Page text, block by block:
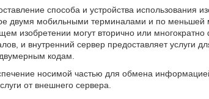
способа и устройства использования
двумя мобильными терминалами и по меньшей
изобретении могут вторично или
и внутренний сервер предоставляет услуги
кодам.
носимой частью для обмена
от внешнего сервера.